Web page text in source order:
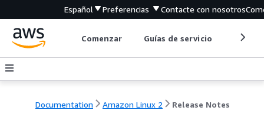
Español Preferencias Contacte con nosotros
Comenzar Guías de servicio
Documentation Amazon Linux 2 Release Notes